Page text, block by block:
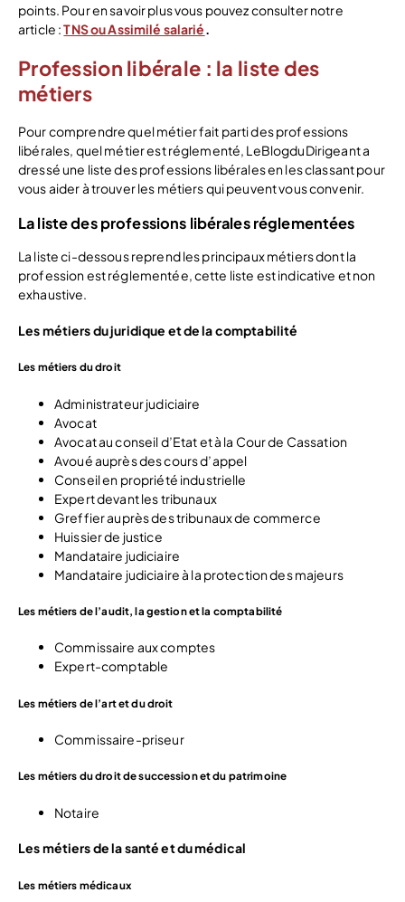
points. Pour en savoir plus vous pouvez consulter notre
article :TNS ou Assimilé salarié.
Profession libérale : la liste des
métiers
Pour comprendre quel métier fait parti des professions
libérales, quel métier est réglementé, LeBlogduDirigeant a
dressé une liste des professions libérales en les classant pour
vous aider à trouver les métiers qui peuvent vous convenir.
La liste des professions libérales réglementées
La liste ci-dessous reprend les principaux métiers dont la
profession est réglementée, cette liste est indicative et non
exhaustive.
Les métiers du juridique et de la comptabilité
Les métiers du droit
Administrateur judiciaire
Avocat
Avocat au conseil d’Etat et à la Cour de Cassation
Avoué auprès des cours d’appel
Conseil en propriété industrielle
Expert devant les tribunaux
Greffier auprès des tribunaux de commerce
Huissier de justice
Mandataire judiciaire
Mandataire judiciaire à la protection des majeurs
Les métiers de l’audit, la gestion et la comptabilité
Commissaire aux comptes
Expert-comptable
Les métiers de l’art et du droit
Commissaire-priseur
Les métiers du droit de succession et du patrimoine
Notaire
Les métiers de la santé et du médical
Les métiers médicaux